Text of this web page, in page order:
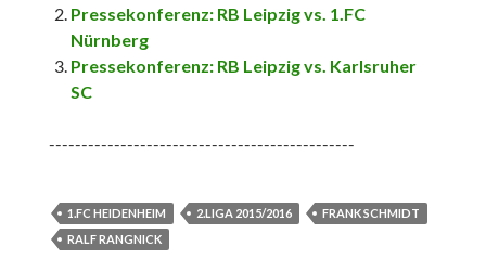
Pressekonferenz: RB Leipzig vs. 1.FC
Nürnberg
Pressekonferenz: RB Leipzig vs. Karlsruher
SC
-----------------------------------------------
1.FC HEIDENHEIM 2.LIGA 2015/2016
FRANK SCHMIDT
RALF RANGNICK